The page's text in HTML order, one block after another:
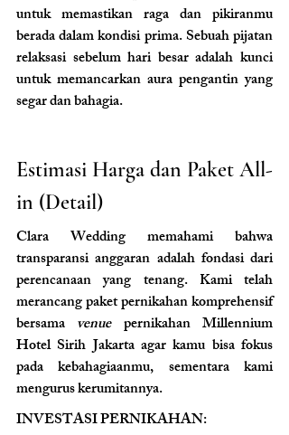
untuk memastikan raga dan pikiranmu
berada dalam kondisi prima. Sebuah pijatan
relaksasi sebelum hari besar adalah kunci
untuk memancarkan aura pengantin yang
segar dan bahagia.
Estimasi Harga dan Paket All-
in (Detail)
Clara Wedding memahami bahwa
transparansi anggaran adalah fondasi dari
perencanaan yang tenang. Kami telah
merancang paket pernikahan komprehensif
bersama venue pernikahan Millennium
Hotel Sirih Jakarta agar kamu bisa fokus
pada kebahagiaanmu, sementara kami
mengurus kerumitannya.
INVESTASI PERNIKAHAN: